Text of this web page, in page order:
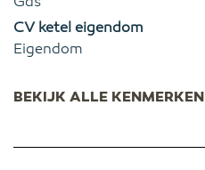
CV ketel eigendom
Eigendom
BEKIJK ALLE KENMERKEN